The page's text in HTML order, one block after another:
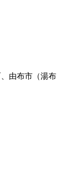
由布市（湯布